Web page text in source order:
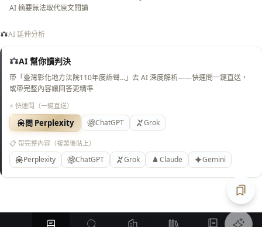
AI 摘要無法取代原文閱讀
AI 延伸分析
AI 幫你讀判決
帶「臺灣彰化地方法院110年度訴聲…」去 AI 深度解析——快速問一鍵直送，
或帶完整內容讓回答更精準
⚡ 快速問（一鍵直送）
問 Perplexity ChatGPT Grok
📋 帶完整內容（複製後貼上）
Perplexity ChatGPT Grok Claude Gemini
匯